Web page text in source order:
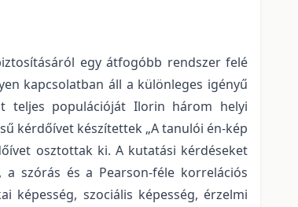
egy átfogóbb rendszer felé
kapcsolatban áll a különleges igényű
teljes populációját Ilorin három helyi
kérdőívet készítettek „A tanulói én-kép
osztottak ki. A kutatási kérdéseket
szórás és a Pearson-féle korrelációs
képesség, szociális képesség, érzelmi